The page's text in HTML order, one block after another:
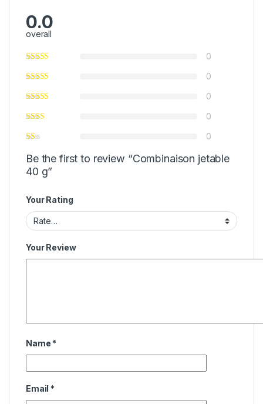
0.0
overall
0
0
0
0
0
Be the first to review “Combinaison jetable
40 g”
Your Rating
Your Review
Name *
Email *